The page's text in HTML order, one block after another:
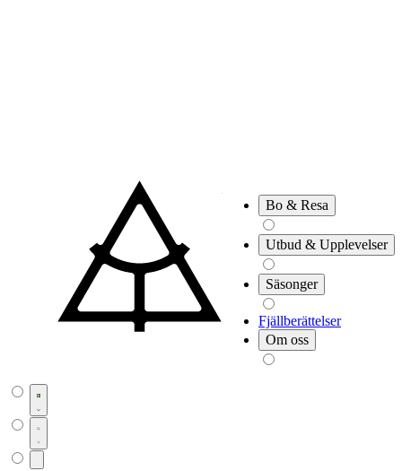
Bo & Resa
Utbud & Upplevelser
Säsonger
Fjällberättelser
Om oss